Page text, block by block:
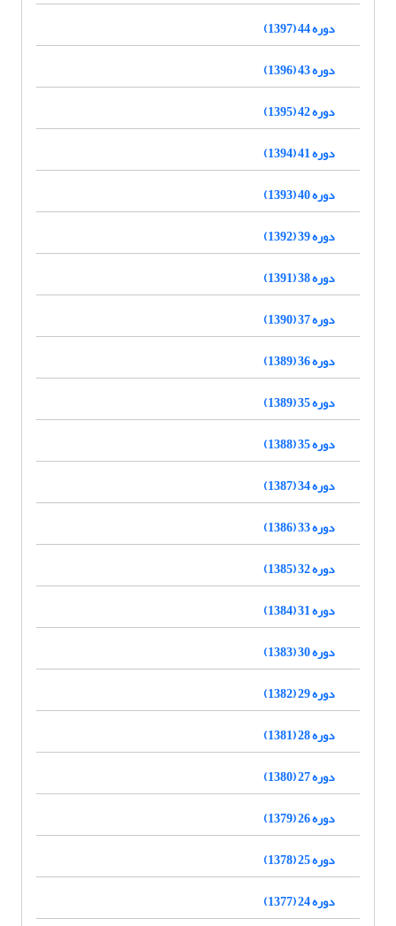
دوره 44 (1397)
دوره 43 (1396)
دوره 42 (1395)
دوره 41 (1394)
دوره 40 (1393)
دوره 39 (1392)
دوره 38 (1391)
دوره 37 (1390)
دوره 36 (1389)
دوره 35 (1389)
دوره 35 (1388)
دوره 34 (1387)
دوره 33 (1386)
دوره 32 (1385)
دوره 31 (1384)
دوره 30 (1383)
دوره 29 (1382)
دوره 28 (1381)
دوره 27 (1380)
دوره 26 (1379)
دوره 25 (1378)
دوره 24 (1377)